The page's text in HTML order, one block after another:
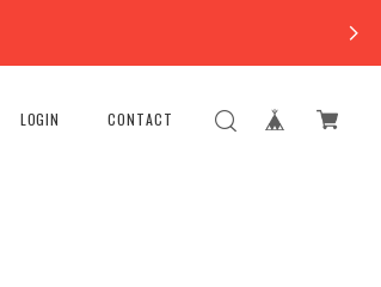
LOGIN CONTACT